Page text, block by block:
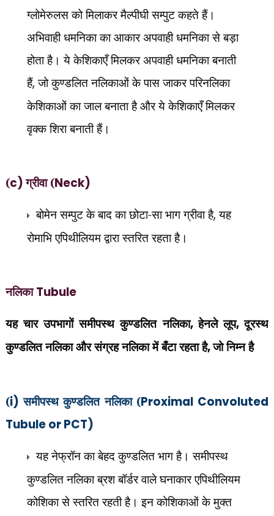
ग्लोमेरुलस को मिलाकर मैल्पीघी सम्पुट कहते हैं।
अभिवाही धमनिका का आकार अपवाही धमनिका से बड़ा
होता है। ये केशिकाएँ मिलकर अपवाही धमनिका बनाती
हैं,जो कुण्डलित नलिकाओं के पास जाकर परिनलिका
केशिकाओं का जाल बनाता है और ये केशिकाएँ मिलकर
वृक्क शिरा बनाती हैं।
(c)ग्रीवा (Neck)
बोमेन सम्पुट के बाद का छोटा-सा भाग ग्रीवा है,यह
रोमाभि एपिथीलियम द्वारा स्तरित रहता है।
नलिकाTubule
यह चार उपभागों समीपस्थ कुण्डलित नलिका,हेनले लूप,दूरस्थ
कुण्डलित नलिका और संग्रह नलिका में बँटा रहता है,जो निम्न है
(i)समीपस्थ कुण्डलित नलिका (Proximal Convoluted
Tubule or PCT)
यह नेफ्रॉन का बेहद कुण्डलित भाग है। समीपस्थ
कुण्डलित नलिका ब्रश बॉर्डर वाले घनाकार एपिथीलियम
कोशिका से स्तरित रहती है। इन कोशिकाओं के मुक्त